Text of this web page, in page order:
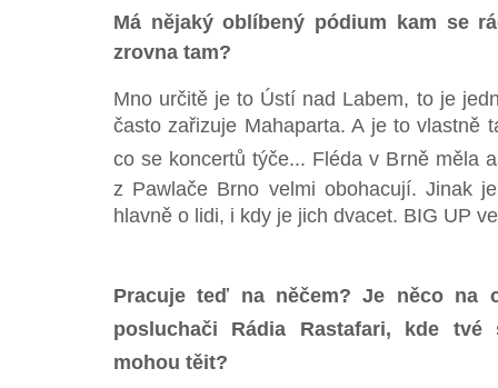
Má nějaký oblíbený pódium kam se
zrovna tam?
Mno určitě je to Ústí nad Labem, to je
často zařizuje Mahaparta. A je to vlastně
co se koncertů týče... Fléda v Brně měla
z Pawlače Brno velmi obohacují. Jinak
hlavně o lidi, i kdy je jich dvacet. BIG UP
Pracuje teď na něčem? Je něco na
posluchači Rádia Rastafari, kde tvé
mohou těit?